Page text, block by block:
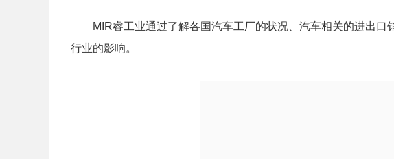
MIR睿工业通过了解各国汽车工厂的状况、汽车相关的进出口
行业的影响。